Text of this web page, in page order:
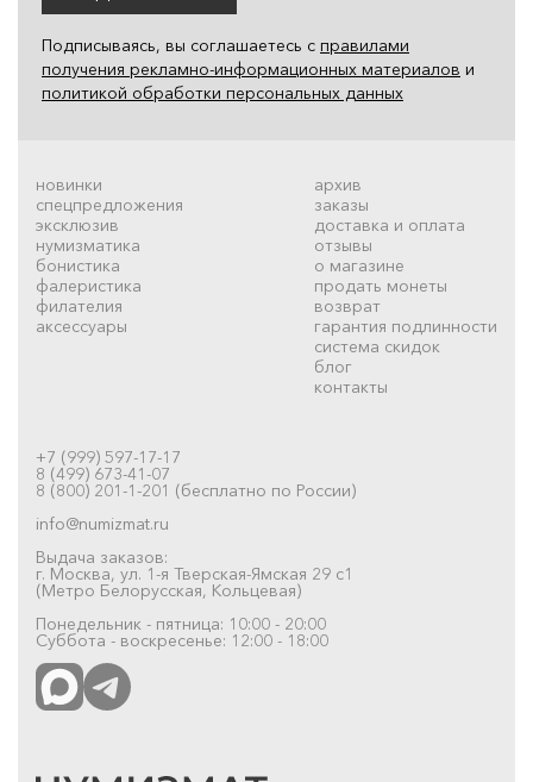
Подписываясь, вы соглашаетесь с правилами
получения рекламно-информационных материалов и
политикой обработки персональных данных
новинки
спецпредложения
эксклюзив
нумизматика
бонистика
фалеристика
филателия
аксессуары
архив
заказы
доставка и оплата
отзывы
о магазине
продать монеты
возврат
гарантия подлинности
система скидок
блог
контакты
+7 (999) 597-17-17
8 (499) 673-41-07
8 (800) 201-1-201 (бесплатно по России)
info@numizmat.ru
Выдача заказов:
г. Москва, ул. 1-я Тверская-Ямская 29 с1
(Метро Белорусская, Кольцевая)
Понедельник - пятница: 10:00 - 20:00
Суббота - воскресенье: 12:00 - 18:00